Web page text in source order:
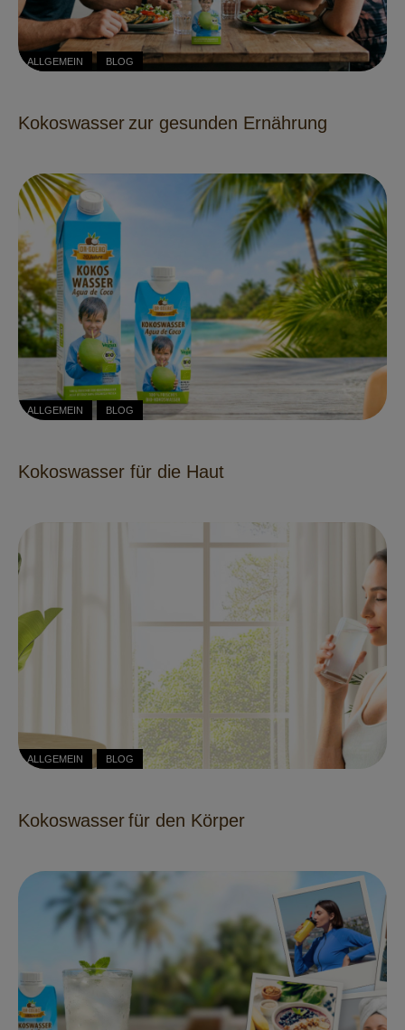
ALLGEMEIN BLOG
Kokoswasser zur gesunden Ernährung
ALLGEMEIN BLOG
Kokoswasser für die Haut
ALLGEMEIN BLOG
Kokoswasser für den Körper